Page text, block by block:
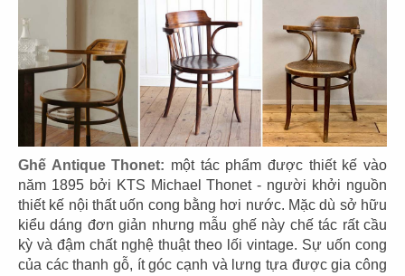
Ghế Antique Thonet: một tác phẩm được thiết kế vào
năm 1895 bởi KTS Michael Thonet - người khởi nguồn
thiết kế nội thất uốn cong bằng hơi nước. Mặc dù sở hữu
kiểu dáng đơn giản nhưng mẫu ghế này chế tác rất cầu
kỳ và đậm chất nghệ thuật theo lối vintage. Sự uốn cong
của các thanh gỗ, ít góc cạnh và lưng tựa được gia công
THIẾT KẾ NHÀ HÀNG Ý CHEZ GUIDO
Chủ đầu tư: Công ty TNHH Chez Guido
Diện tích: 120m2
Địa điểm: Cây Trâm, P.9, Gò Vấp, TP. HCM
CHI TIẾT